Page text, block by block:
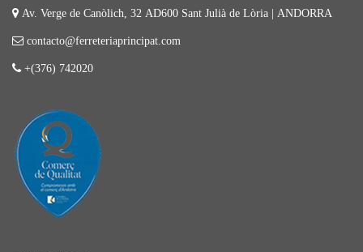
Av. Verge de Canòlich, 32 AD600 Sant Julià de Lòria | ANDORRA
contacto@ferreteriaprincipat.com
+(376) 742020